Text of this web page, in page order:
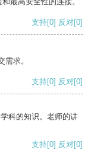
支持[0] 反对[0]
求。
支持[0] 反对[0]
科的知识。老师的讲
支持[0] 反对[0]